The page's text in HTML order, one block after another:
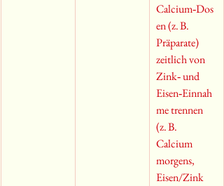
Calcium‑Dos
en (z. B.
Präparate)
zeitlich von
Zink‑ und
Eisen‑Einnah
me trennen
(z. B.
Calcium
morgens,
Eisen/Zink